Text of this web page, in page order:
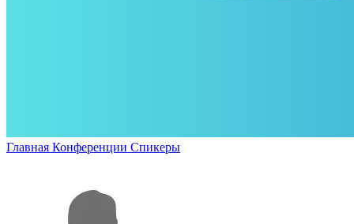
Главная Конференции Спикеры